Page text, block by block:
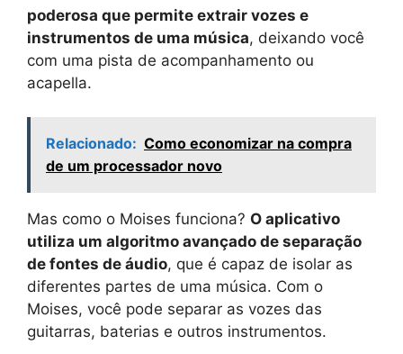
poderosa que permite extrair vozes e
instrumentos de uma música, deixando você
com uma pista de acompanhamento ou
acapella.
Relacionado: Como economizar na compra
de um processador novo
Mas como o Moises funciona? O aplicativo
utiliza um algoritmo avançado de separação
de fontes de áudio, que é capaz de isolar as
diferentes partes de uma música. Com o
Moises, você pode separar as vozes das
guitarras, baterias e outros instrumentos.